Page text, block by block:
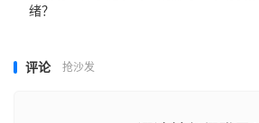
绪？
评论 抢沙发